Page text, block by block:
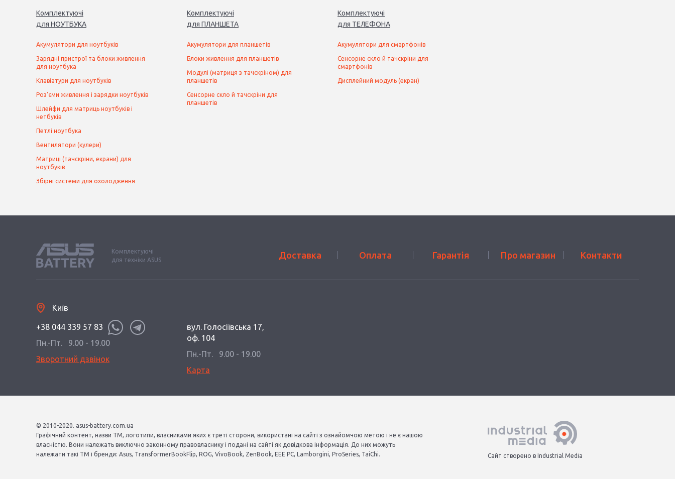
Комплектуючі
для НОУТБУКА
Акумулятори для ноутбуків
Зарядні пристрої та блоки живлення
для ноутбука
Клавіатури для ноутбуків
Роз'єми живлення і зарядки ноутбуків
Шлейфи для матриць ноутбуків і
нетбуків
Петлі ноутбука
Вентилятори (кулери)
Матриці (тачскріни, екрани) для
ноутбуків
Збірні системи для охолодження
Комплектуючі
для ПЛАНШЕТА
Акумулятори для планшетів
Блоки живлення для планшетів
Модулі (матриця з тачскріном) для
планшетів
Сенсорне скло й тачскріни для
планшетів
Комплектуючі
для ТЕЛЕФОНА
Акумулятори для смартфонів
Сенсорне скло й тачскріни для
смартфонів
Дисплейний модуль (екран)
Комплектуючі
для техніки ASUS
Доставка Оплата Гарантія Про магазин Контакти
Київ
+38 044 339 57 83
Пн.-Пт.
9.00 - 19.00
Зворотний дзвінок
вул. Голосіївська 17,
оф. 104
Пн.-Пт.
9.00 - 19.00
Карта
© 2010-2020. asus-battery.com.ua
Графічний контент, назви ТМ, логотипи, власниками яких є треті сторони, використані на сайті з ознайомчою метою і не є нашою
власністю. Вони належать виключно законному правовласнику і подані на сайті як довідкова інформація. До них можуть
належати такі ТМ і бренди: Asus, TransformerBookFlip, ROG, VivoBook, ZenBook, EEE PC, Lamborgini, ProSeries, TaiChi.
Сайт створено в Industrial Media